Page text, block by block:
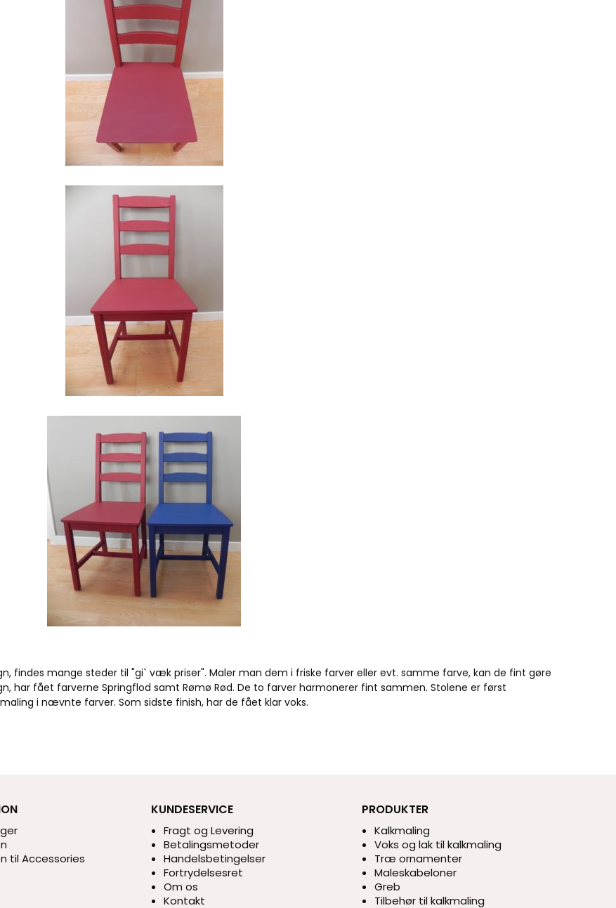
findes mange steder til "gi` væk priser". Maler man dem i friske farver eller evt. samme farve, kan de fint gøre
har fået farverne Springflod samt Rømø Rød. De to farver harmonerer fint sammen. Stolene er først
i nævnte farver. Som sidste finish, har de fået klar voks.
til Accessories
KUNDESERVICE
Fragt og Levering
Betalingsmetoder
Handelsbetingelser
Fortrydelsesret
Om os
Kontakt
PRODUKTER
Kalkmaling
Voks og lak til kalkmaling
Træ ornamenter
Maleskabeloner
Greb
Tilbehør til kalkmaling